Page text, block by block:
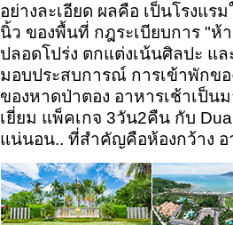
อย่างละเอียด ผลคือ เป็นโรงแ
นิ้ว ของพื้นที่ กฎระเบียบการ "ห้
ปลอดโปร่ง ตกแต่งเน้นศิลปะ แ
มอบประสบการณ์ การเข้าพักขอ
ของหาดป่าตอง อาหารเช้าเป็
เยี่ยม แพ็คเกจ 3วัน2คืน กับ
แน่นอน.. ที่สำคัญคือห้องกว้าง